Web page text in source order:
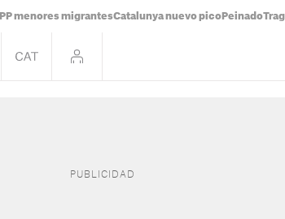
PP menores migrantesCatalunya nuevo pico Peinado